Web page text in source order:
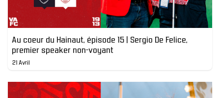
Au coeur du Hainaut, épisode 15 | Sergio De Felice,
premier speaker non-voyant
21 Avril